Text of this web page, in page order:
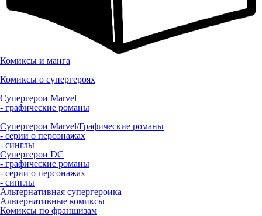
Комиксы и манга
Комиксы о супергероях
Супергерои Marvel
- графические романы
Супергерои Marvel/Графические романы
- серии о персонажах
- синглы
Супергерои DC
- графические романы
- серии о персонажах
- синглы
Альтернативная супергероика
Альтернативные комиксы
Комиксы по франшизам